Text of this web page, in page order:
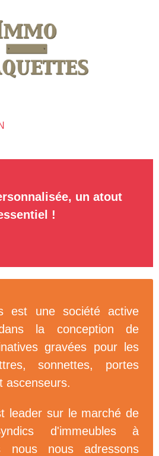
un atout
!
est une société active
la conception de
gravées pour les
sonnettes, portes
ascenseurs.
leader sur le marché de
d'immeubles à
nous nous adressons